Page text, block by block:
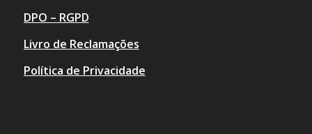
DPO – RGPD
Livro de Reclamações
Política de Privacidade